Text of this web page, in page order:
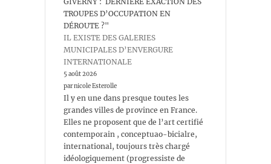
TROUPES D’OCCUPATION EN
DÉROUTE ?"
IL EXISTE DES GALERIES
MUNICIPALES D’ENVERGURE
INTERNATIONALE
5 août 2026
par nicole Esterolle
Il y en une dans presque toutes les
grandes villes de province en France.
Elles ne proposent que de l’art certifié
contemporain , conceptuao-bicialre,
international, toujours très chargé
idéologiquement (progressiste de